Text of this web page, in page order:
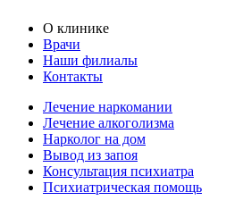
О клинике
Врачи
Наши филиалы
Контакты
Лечение наркомании
Лечение алкоголизма
Нарколог на дом
Вывод из запоя
Консультация психиатра
Психиатрическая помощь